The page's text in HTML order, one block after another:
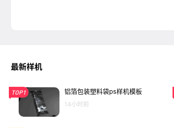
最新样机
TOP1 铝箔包装塑料袋ps样机模板
14小时前